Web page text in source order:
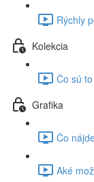
Rýchly
Kolekcia
Čo sú
Grafika
Čo
Aké